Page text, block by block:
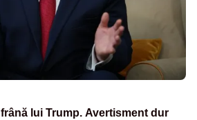
lui Trump. Avertisment dur